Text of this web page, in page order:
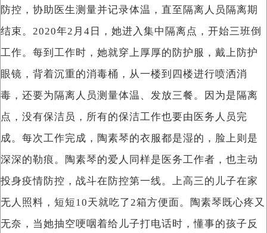
防控，协助医生测量并记录体温，直至隔离人员隔离期
结束。2020年2月4日，她进入集中隔离点，开始三班倒
工作。每到工作时，她就穿上厚厚的防护服，戴上防护
眼镜，背着沉重的消毒桶，从一楼到四楼进行喷洒消
毒，还要为隔离人员测量体温、发放三餐。因为是隔离
点，没有保洁员，所有的保洁工作也要由医务人员完
成。每次工作完成，陶素琴的衣服都是湿的，脸上则是
深深的勒痕。陶素琴的爱人同样是医务工作者，也主动
投身疫情防控，战斗在防控第一线。上高三的儿子在家
无人照料，短短10天就吃了2箱方便面。陶素琴既心疼又
无奈，当她抽空哽咽着给儿子打电话时，懂事的孩子反